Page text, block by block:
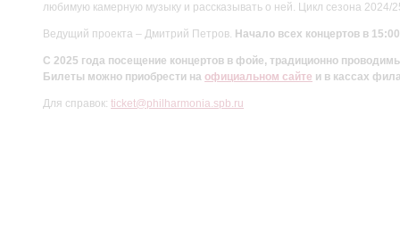
любимую камерную музыку и рассказывать о ней. Цикл сезона
Ведущий проекта – Дмитрий Петров. Начало всех концертов в
С 2025 года посещение концертов в фойе, традиционно
Билеты можно приобрести на официальном сайте и в кассах
Для справок: ticket@philharmonia.spb.ru